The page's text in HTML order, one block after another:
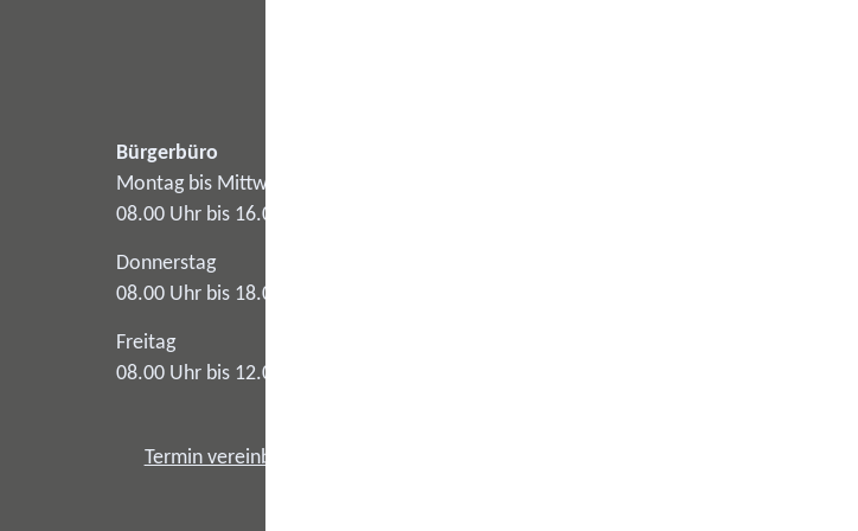
Bürgerbüro
Montag bis Mittwoch
08.00 Uhr bis 16.00 Uhr
Donnerstag
08.00 Uhr bis 18.00 Uhr
Freitag
08.00 Uhr bis 12.00 Uhr
Termin vereinbaren